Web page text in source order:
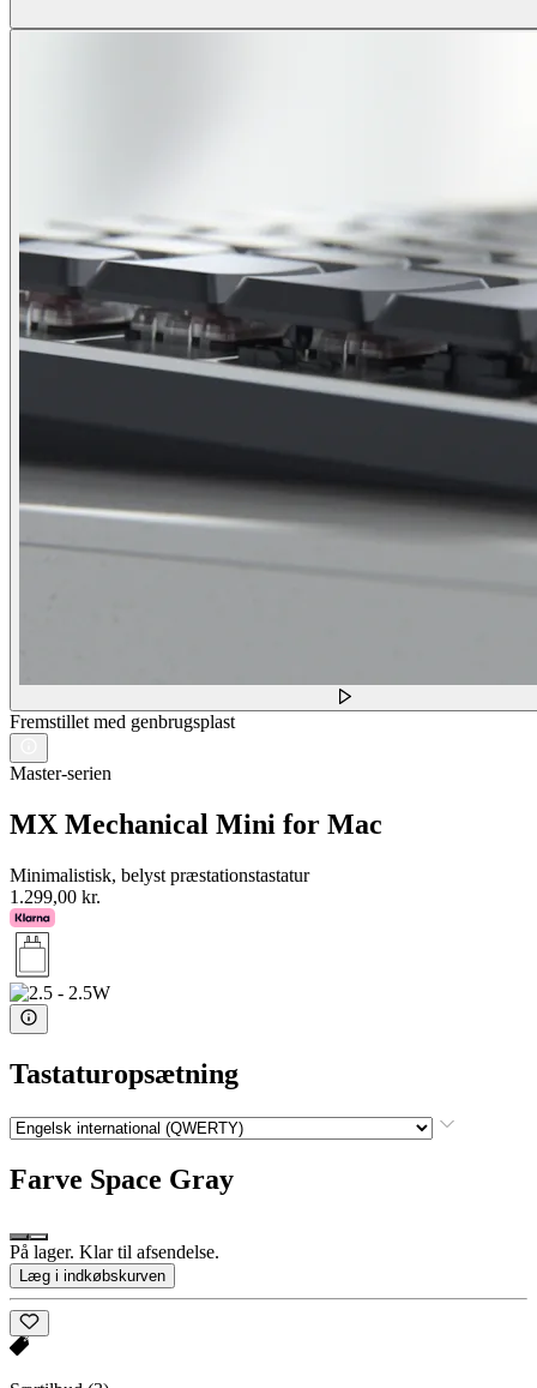
Fremstillet med genbrugsplast
Master-serien
MX Mechanical Mini for Mac
Minimalistisk, belyst præstationstastatur
1.299,00 kr.
Tastaturopsætning
Farve Space Gray
På lager. Klar til afsendelse.
Læg i indkøbskurven